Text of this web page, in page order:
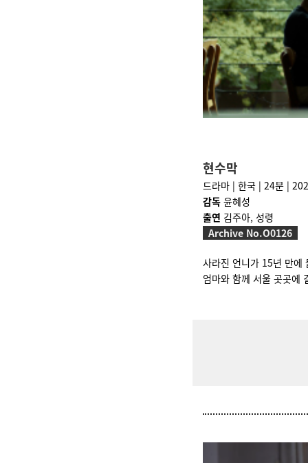
현수막
드라마 | 한국 | 24분 |
감독 윤혜성
출연 김주아, 성령
Archive No.O0126
사라진 언니가 15년 만에
엄마와 함께 서울 곳곳에